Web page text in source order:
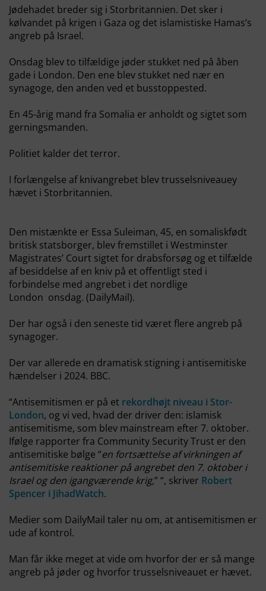
Jødehadet breder sig i Storbritannien. Det sker i
kølvandet på krigen i Gaza og det islamistiske Hamas’s
angreb på Israel.
Onsdag blev to tilfældige jøder stukket ned på åben
gade i London. Den ene blev stukket ned nær en
synagoge, den anden ved et busstoppested.
En 45-årig mand fra Somalia er anholdt og sigtet som
gerningsmanden.
Politiet kalder det terror.
I forlængelse af knivangrebet blev trusselsniveauey
hævet i Storbritannien.
Den mistænkte er Essa Suleiman, 45, en somaliskfødt
britisk statsborger, blev fremstillet i Westminster
Magistrates’ Court sigtet for drabsforsøg og et tilfælde
af besiddelse af en kniv på et offentligt sted i
forbindelse med angrebet i det nordlige
London onsdag. (DailyMail).
Der har også i den seneste tid været flere angreb på
synagoger.
Der var allerede en dramatisk stigning i antisemitiske
hændelser i 2024. BBC.
“Antisemitismen er på et rekordhøjt niveau i Stor-
London, og vi ved, hvad der driver den: islamisk
antisemitisme, som blev mainstream efter 7. oktober.
Ifølge rapporter fra Community Security Trust er den
antisemitiske bølge “en fortsættelse af virkningen af
antisemitiske reaktioner på angrebet den 7. oktober i
Israel og den igangværende krig,” “, skriver Robert
Spencer i JihadWatch.
Medier som DailyMail taler nu om, at antisemitismen er
ude af kontrol.
Man får ikke meget at vide om hvorfor der er så mange
angreb på jøder og hvorfor trusselsniveauet er hævet.